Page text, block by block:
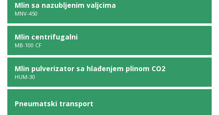
Mlin sa nazubljenim valjcima
MNV-450
Mlin centrifugalni
MB-100 CF
Mlin pulverizator sa hlađenjem plinom CO2
HUM-30
Pneumatski transport